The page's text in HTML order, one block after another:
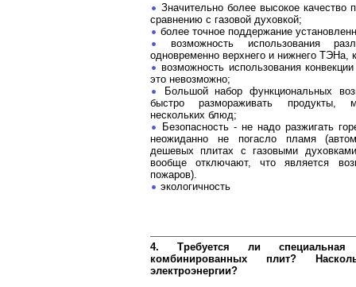
Значительно более высокое качество
сравнению с газовой духовкой;
более точное поддержание
возможность использования
одновременно верхнего и нижнего ТЭНа,
возможность использования
это невозможно;
Большой набор функциональных
быстро размораживать продукты,
нескольких блюд;
Безопасность - не надо разжигать
неожиданно не погасло пламя
дешевых плитах с газовыми
вообще отключают, что является
пожаров).
экологичность
4. Требуется ли специальная
комбинированных плит?
электроэнергии?